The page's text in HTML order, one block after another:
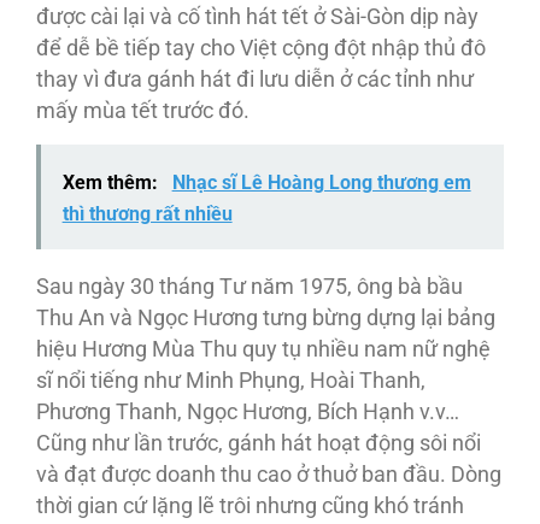
được cài lại và cố tình hát tết ở Sài-Gòn dịp này
để dễ bề tiếp tay cho Việt cộng đột nhập thủ đô
thay vì đưa gánh hát đi lưu diễn ở các tỉnh như
mấy mùa tết trước đó.
Xem thêm:
Nhạc sĩ Lê Hoàng Long thương em
thì thương rất nhiều
Sau ngày 30 tháng Tư năm 1975, ông bà bầu
Thu An và Ngọc Hương tưng bừng dựng lại bảng
hiệu Hương Mùa Thu quy tụ nhiều nam nữ nghệ
sĩ nổi tiếng như Minh Phụng, Hoài Thanh,
Phương Thanh, Ngọc Hương, Bích Hạnh v.v…
Cũng như lần trước, gánh hát hoạt động sôi nổi
và đạt được doanh thu cao ở thuở ban đầu. Dòng
thời gian cứ lặng lẽ trôi nhưng cũng khó tránh